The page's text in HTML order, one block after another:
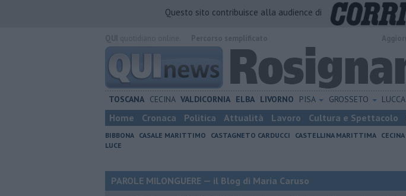
Questo sito contribuisce alla audience di
TOSCANA CECINA VALDICORNIA ELBA LIVORNO PISA GROSSETO LUCCA
Home Cronaca Politica Attualità Lavoro Cultura e Spettacolo
BIBBONA CASALE MARITTIMO CASTAGNETO CARDUCCI CASTELLINA MARITTIMA CECINA
LUCE
PAROLE MILONGUERE — il Blog di Maria Caruso